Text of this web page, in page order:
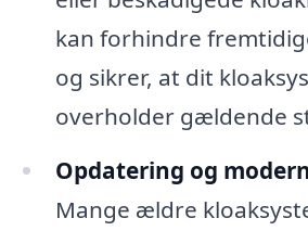
kan forhindre
og sikrer, at dit
overholder gældende
Opdatering og
Mange ældre